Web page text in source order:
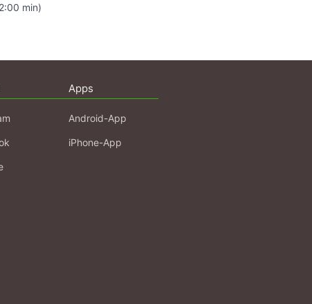
min)
Apps
Android-App
iPhone-App